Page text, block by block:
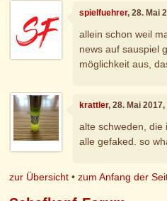
spielfuehrer, 28. Mai
allein schon weil
news auf sauspiel
möglichkeit aus,
krattler, 28. Mai
alte schweden, die
alle gefaked. so
zur Übersicht •zum Anfang der